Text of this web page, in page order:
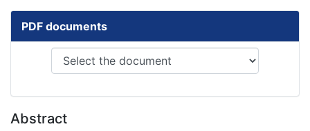
PDF documents
Abstract